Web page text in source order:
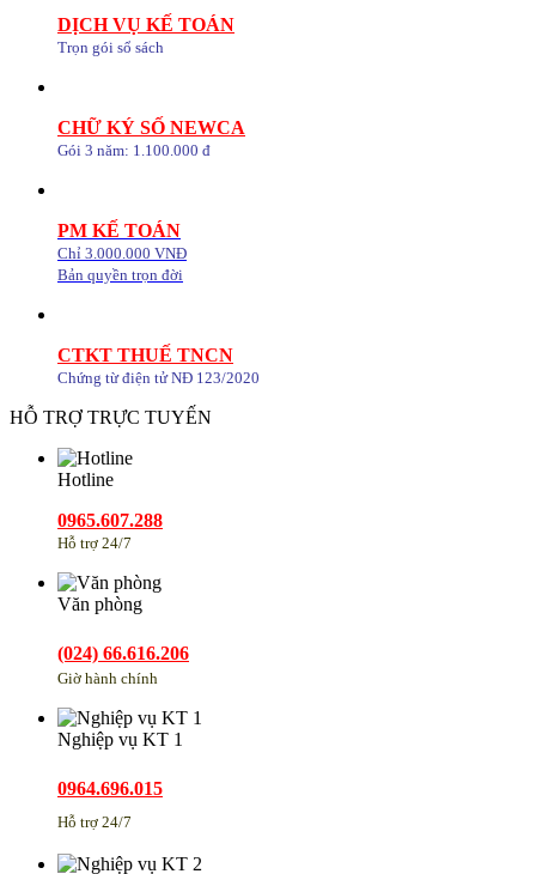
DỊCH VỤ KẾ TOÁN
Trọn gói sổ sách
CHỮ KÝ SỐ NEWCA
Gói 3 năm: 1.100.000 đ
PM KẾ TOÁN
Chỉ 3.000.000 VNĐ
Bản quyền trọn đời
CTKT THUẾ TNCN
Chứng từ điện tử NĐ 123/2020
HỖ TRỢ TRỰC TUYẾN
Hotline
0965.607.288
Hỗ trợ 24/7
Văn phòng
(024) 66.616.206
Giờ hành chính
Nghiệp vụ KT 1
0964.696.015
Hỗ trợ 24/7